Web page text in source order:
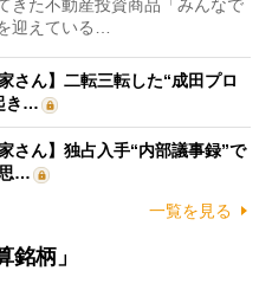
た不動産投資商品「みんなで
迎えている…
さん】二転三転した“成田プロ
き…
さん】独占入手“内部議事録”で
思…
一覧を見る
柄」